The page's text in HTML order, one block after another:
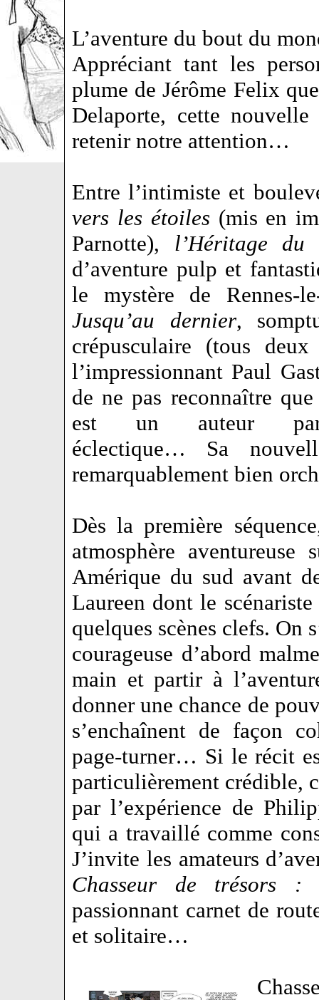
L’aventure du bout du
Appréciant tant les
plume de Jérôme Felix
Delaporte, cette
retenir notre attention…
Entre l’intimiste et
vers les étoiles (mis en
Parnotte), l’Héritage du
d’aventure pulp et
le mystère de Rennes-
Jusqu’au dernier,
crépusculaire (tous deux
l’impressionnant Paul
de ne pas reconnaître
est un auteur
éclectique… Sa
remarquablement bien
Dès la première
atmosphère
Amérique du sud avant
Laureen dont le
quelques scènes clefs. On
courageuse d’abord
main et partir à
donner une chance de
s’enchaînent de façon
page-turner… Si le récit
particulièrement crédible,
par l’expérience de
qui a travaillé comme
J’invite les amateurs
Chasseur de trésors
passionnant carnet de
et solitaire…